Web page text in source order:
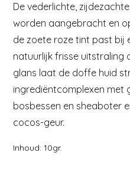
De vederlichte,
worden aangebracht en
de zoete roze tint past bij
natuurlijk frisse uitstraling
glans laat de doffe huid
ingrediëntcomplexen met
bosbessen en sheaboter
cocos-geur.
Inhoud: 10gr.